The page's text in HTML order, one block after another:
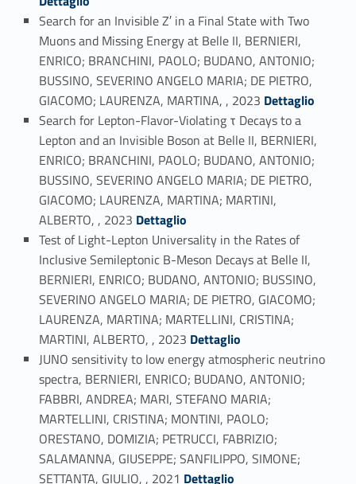
Search for an Invisible Z′ in a Final State with Two
Muons and Missing Energy at Belle II, BERNIERI,
ENRICO; BRANCHINI, PAOLO; BUDANO, ANTONIO;
BUSSINO, SEVERINO ANGELO MARIA; DE PIETRO,
GIACOMO; LAURENZA, MARTINA, , 2023 Link identifier #identifier_person_122430-9Dettaglio
Search for Lepton-Flavor-Violating τ Decays to a
Lepton and an Invisible Boson at Belle II, BERNIERI,
ENRICO; BRANCHINI, PAOLO; BUDANO, ANTONIO;
BUSSINO, SEVERINO ANGELO MARIA; DE PIETRO,
GIACOMO; LAURENZA, MARTINA; MARTINI,
ALBERTO, , 2023 Link identifier #identifier_person_186142-10
Dettaglio
Test of Light-Lepton Universality in the Rates of
Inclusive Semileptonic B-Meson Decays at Belle II,
BERNIERI, ENRICO; BUDANO, ANTONIO; BUSSINO,
SEVERINO ANGELO MARIA; DE PIETRO, GIACOMO;
LAURENZA, MARTINA; MARTELLINI, CRISTINA;
MARTINI, ALBERTO, , 2023 Link identifier #identifier_person_11505-11
Dettaglio
JUNO sensitivity to low energy atmospheric neutrino
spectra, BERNIERI, ENRICO; BUDANO, ANTONIO;
FABBRI, ANDREA; MARI, STEFANO MARIA;
MARTELLINI, CRISTINA; MONTINI, PAOLO;
ORESTANO, DOMIZIA; PETRUCCI, FABRIZIO;
SALAMANNA, GIUSEPPE; SANFILIPPO, SIMONE;
SETTANTA, GIULIO, , 2021 Link identifier #identifier_person_146813-12
Dettaglio